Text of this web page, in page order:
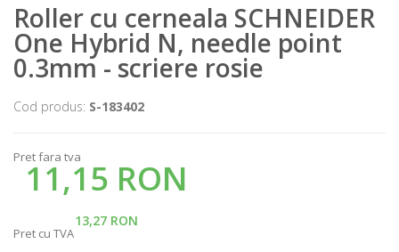
Roller cu cerneala SCHNEIDER
One Hybrid N, needle point
0.3mm - scriere rosie
Cod produs: S-183402
Pret fara tva
11,15 RON
13,27 RON
Pret cu TVA